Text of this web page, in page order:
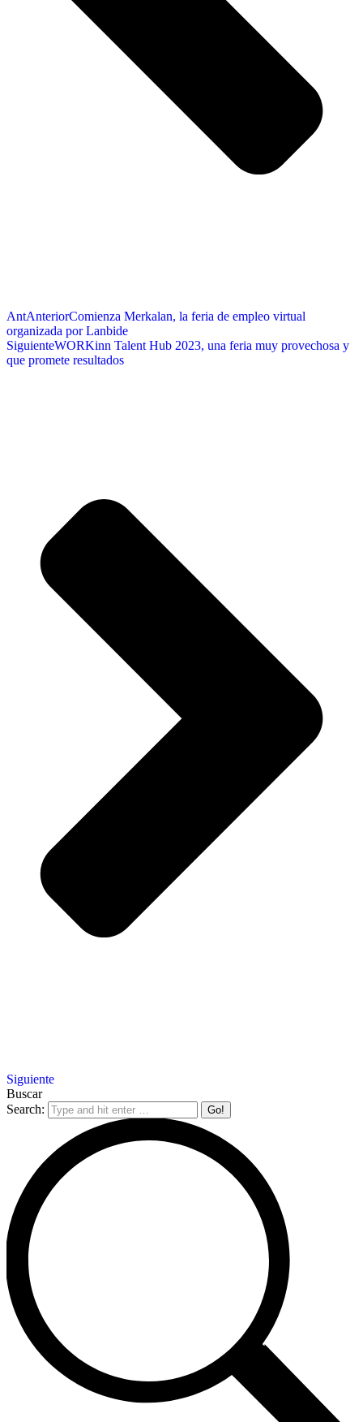
AntAnteriorComienza Merkalan, la feria de empleo virtual
organizada por Lanbide
SiguienteWORKinn Talent Hub 2023, una feria muy provechosa y
que promete resultados
Siguiente
Buscar
Search: